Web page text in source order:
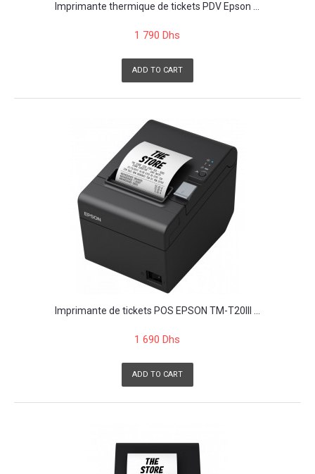
Imprimante thermique de tickets PDV Epson ...
1 790 Dhs
ADD TO CART
Imprimante de tickets POS EPSON TM-T20III ...
1 690 Dhs
ADD TO CART